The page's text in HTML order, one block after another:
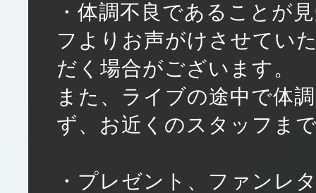
・体調不良であることが
フよりお声がけさせてい
だく場合がございます。
また、ライブの途中で体
ず、お近くのスタッフま
・プレゼント、ファンレ